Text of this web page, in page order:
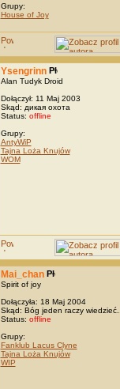
Grupy:
House of Joy
Ysengrinn
Alan Tudyk Droid
Dołączył: 11 Maj 2003
Skąd: дикая охота
Status: offline
Grupy:
AntyWiP
Tajna Loża Knujów
WOM
Mai_chan
Spirit of joy
Dołączyła: 18 Maj 2004
Skąd: Bóg jeden raczy wiedzieć...
Status: offline
Grupy:
Fanklub Lacus Clyne
Tajna Loża Knujów
WIP